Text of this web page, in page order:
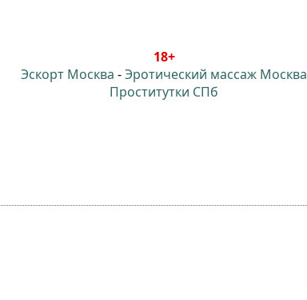
18+
Эскорт Москва -Эротический массаж Москва
Проститутки СПб